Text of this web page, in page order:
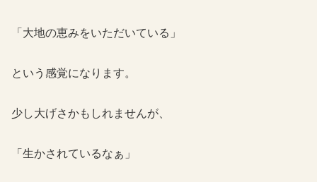
「大地の恵みをいただいている」
という感覚になります。
少し大げさかもしれませんが、
「生かされているなぁ」